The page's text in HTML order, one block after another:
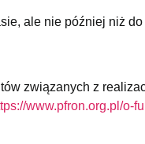
ale nie później niż
związanych z
www.pfron.org.pl/o-